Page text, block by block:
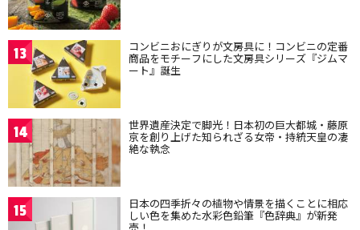
13 コンビニおにぎりが文房具に！コンビニの定番
商品をモチーフにした文房具シリーズ『ジムマ
ート』誕生
14 世界遺産決定で脚光！日本初の巨大都城・藤原
京を創り上げた知られざる女帝・持統天皇の凄
絶な執念
15 日本の四季折々の植物や情景を描くことに相応
しい色を集めた水彩色鉛筆『色辞典』が新発